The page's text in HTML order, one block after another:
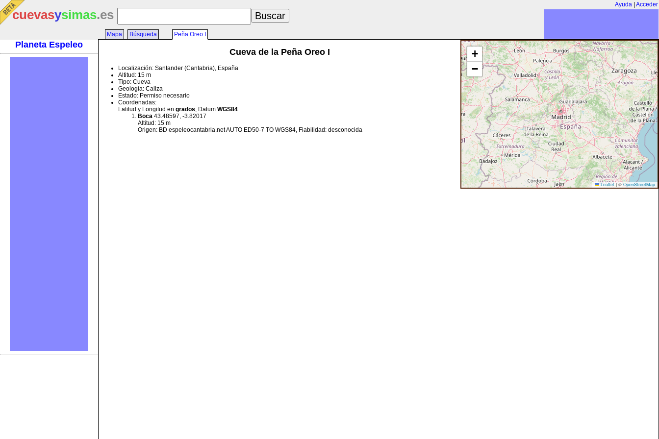
Ayuda Acceder
cuevasysimas.es
Planeta Espeleo
Mapa Búsqueda Peña Oreo I
+
−
Leaflet | © OpenStreetMap
Cueva de la Peña Oreo I
Localización: Santander (Cantabria), España
Altitud: 15 m
Tipo: Cueva
Geología: Caliza
Estado: Permiso necesario
Coordenadas:
Latitud y Longitud en grados, Datum WGS84
Boca 43.48597, -3.82017
Altitud: 15 m
Origen: BD espeleocantabria.net AUTO ED50-7 TO WGS84, Fiabilidad: desconocida